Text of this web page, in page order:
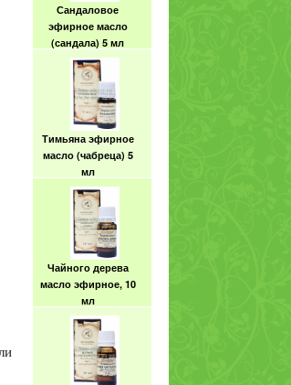
Сандаловое
эфирное масло
(сандала) 5 мл
Тимьяна эфирное
масло (чабреца) 5
мл
Чайного дерева
масло эфирное, 10
мл